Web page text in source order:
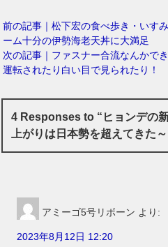
前の記事｜松下宏の食べ歩き・いす
ーム十分の伊勢海老天丼に大満足
次の記事｜ファスナー合流なんかで
運転されたり白い目で見られたり！
4 Responses to “ヒョンデの
上がりは日本勢を超えてきた
アミーゴ5号リボーン より:
2023年8月12日 12:20